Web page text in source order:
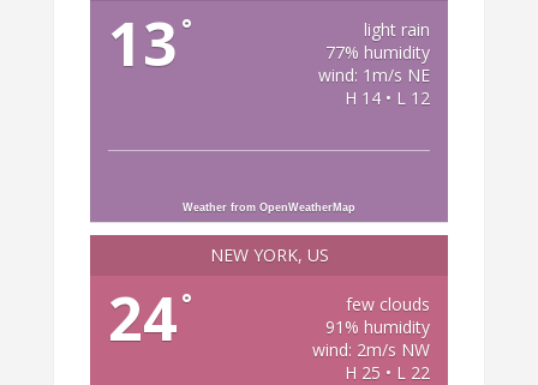
13 °
light rain
77% humidity
wind: 1m/s NE
H 14 • L 12
Weather from OpenWeatherMap
NEW YORK, US
24°
few clouds
91% humidity
wind: 2m/s NW
H 25 • L 22